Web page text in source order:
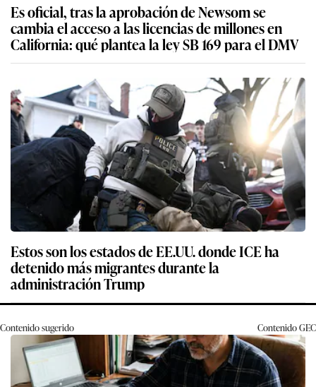
Es oficial, tras la aprobación de Newsom se
cambia el acceso a las licencias de millones en
California: qué plantea la ley SB 169 para el DMV
Estos son los estados de EE.UU. donde ICE ha
detenido más migrantes durante la
administración Trump
Contenido sugerido ContenidoGEC